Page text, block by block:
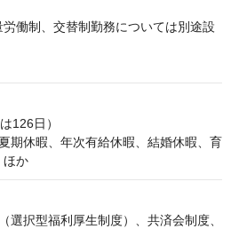
働制、交替制勤務については別途設
126日）
期休暇、年次有給休暇、結婚休暇、育
ほか
選択型福利厚生制度）、共済会制度、